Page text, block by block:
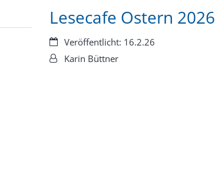
Lesecafe Ostern 2026
Datum:Veröffentlicht: 16.2.26
Von:Karin Büttner